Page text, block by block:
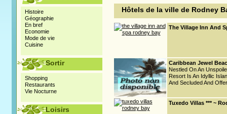
Hôtels de la ville de Rodney
The Village Inn And
Caribbean Jewel
Nestled On An
Resort Is An Idyllic
And Secluded And
Tuxedo Villas *** ~
Histoire
Géographie
En bref
Economie
Mode de vie
Cuisine
Sortir
Shopping
Restaurants
Vie Nocturne
Loisirs